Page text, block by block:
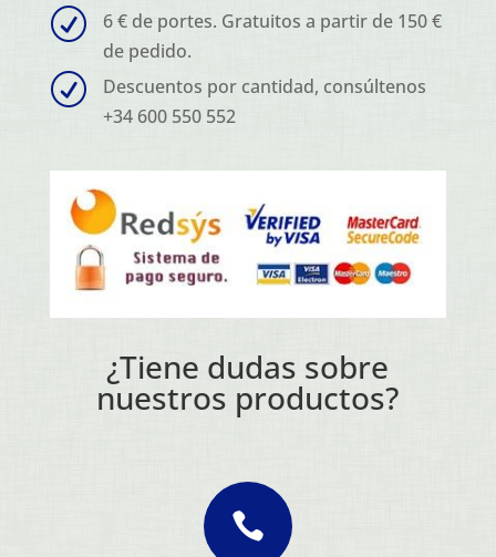
R
6 € de portes. Gratuitos a partir de 150 €
de pedido.
R
Descuentos por cantidad, consúltenos
+34 600 550 552
¿Tiene dudas sobre
nuestros productos?
